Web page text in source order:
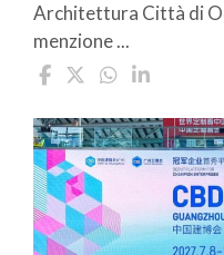
Architettura Città di
menzione ...